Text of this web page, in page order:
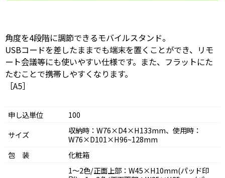
角度を4段階に調節できるモバイルスタンド。
USBコードを差したままでも端末を置くことができ、リモ
ート会議等にも使いやすい仕様です。また、フラットにた
たむことで携帯しやすくなります。
［A5］
申し込単位
100
サイズ
収納時：W76×D4×H133mm、使用時：
W76×D101×H96~128mm
包 装
化粧箱
1～2色/正面上部：W45×H10mm(パッド印